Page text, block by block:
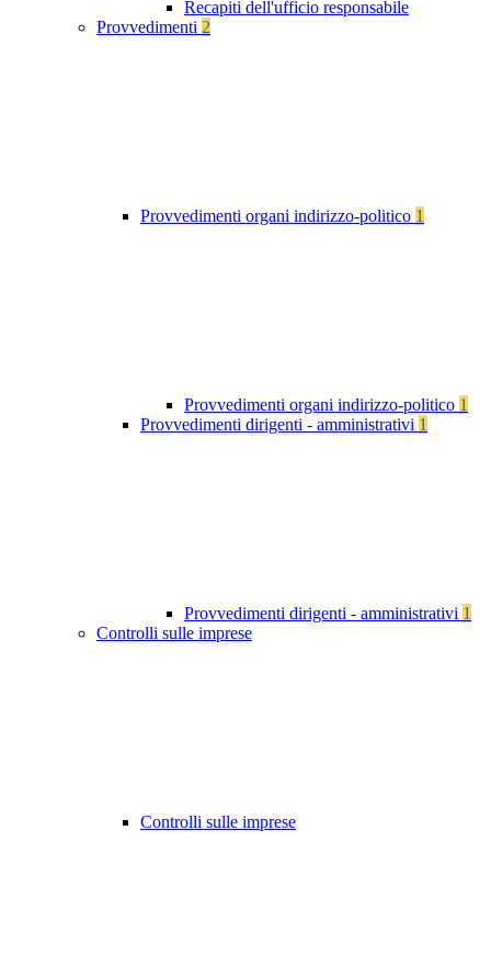
Recapiti dell'ufficio responsabile
Provvedimenti 2
Provvedimenti organi indirizzo-politico 1
Provvedimenti organi indirizzo-politico 1
Provvedimenti dirigenti - amministrativi 1
Provvedimenti dirigenti - amministrativi 1
Controlli sulle imprese
Controlli sulle imprese